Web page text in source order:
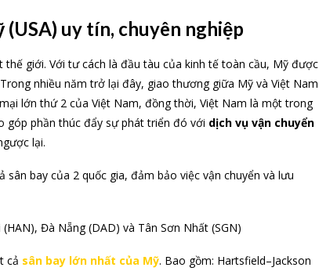
uy tín, chuyên nghiệp
thế giới. Với tư cách là đầu tàu của kinh tế toàn cầu, Mỹ được
nhiều năm trở lại đây, giao thương giữa Mỹ và Việt Nam
lớn thứ 2 của Việt Nam, đồng thời, Việt Nam là một trong
góp phần thúc đẩy sự phát triển đó với dịch vụ vận chuyển
lại.
bay của 2 quốc gia, đảm bảo việc vận chuyển và lưu
Đà Nẵng (DAD) và Tân Sơn Nhất (SGN)
cả sân bay lớn nhất của Mỹ. Bao gồm: Hartsfield–Jackson